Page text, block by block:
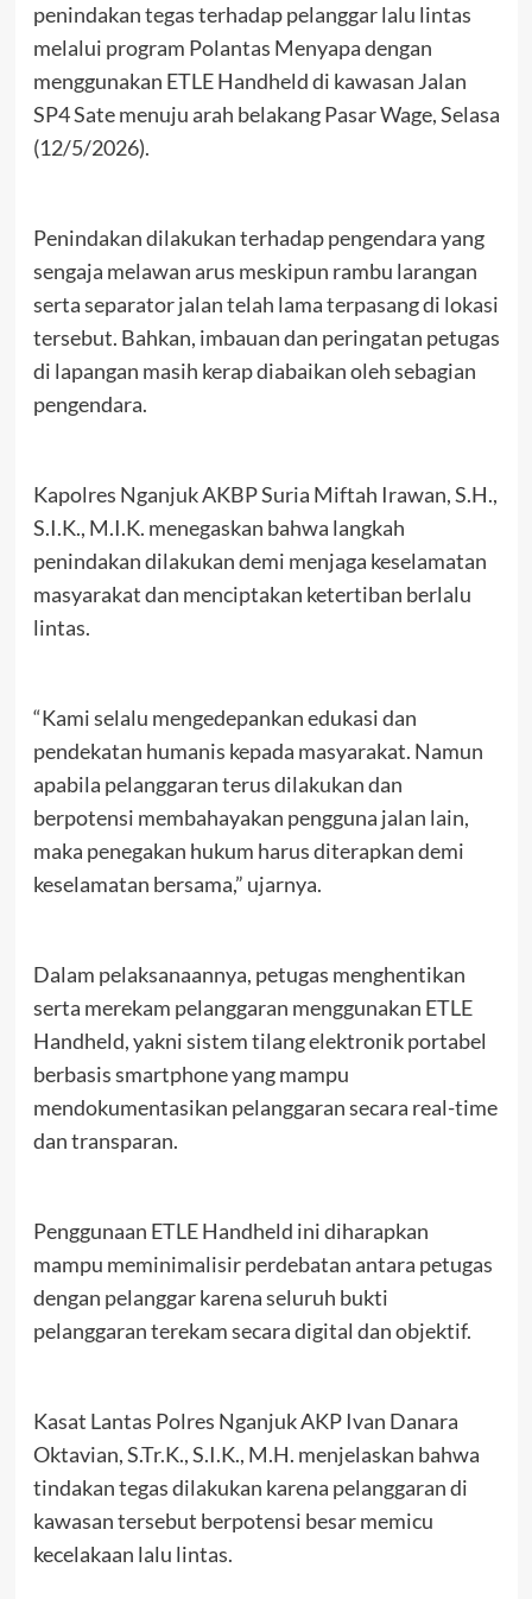
penindakan tegas terhadap pelanggar lalu lintas
melalui program Polantas Menyapa dengan
menggunakan ETLE Handheld di kawasan Jalan
SP4 Sate menuju arah belakang Pasar Wage, Selasa
(12/5/2026).
Penindakan dilakukan terhadap pengendara yang
sengaja melawan arus meskipun rambu larangan
serta separator jalan telah lama terpasang di lokasi
tersebut. Bahkan, imbauan dan peringatan petugas
di lapangan masih kerap diabaikan oleh sebagian
pengendara.
Kapolres Nganjuk AKBP Suria Miftah Irawan, S.H.,
S.I.K., M.I.K. menegaskan bahwa langkah
penindakan dilakukan demi menjaga keselamatan
masyarakat dan menciptakan ketertiban berlalu
lintas.
“Kami selalu mengedepankan edukasi dan
pendekatan humanis kepada masyarakat. Namun
apabila pelanggaran terus dilakukan dan
berpotensi membahayakan pengguna jalan lain,
maka penegakan hukum harus diterapkan demi
keselamatan bersama,” ujarnya.
Dalam pelaksanaannya, petugas menghentikan
serta merekam pelanggaran menggunakan ETLE
Handheld, yakni sistem tilang elektronik portabel
berbasis smartphone yang mampu
mendokumentasikan pelanggaran secara real-time
dan transparan.
Penggunaan ETLE Handheld ini diharapkan
mampu meminimalisir perdebatan antara petugas
dengan pelanggar karena seluruh bukti
pelanggaran terekam secara digital dan objektif.
Kasat Lantas Polres Nganjuk AKP Ivan Danara
Oktavian, S.Tr.K., S.I.K., M.H. menjelaskan bahwa
tindakan tegas dilakukan karena pelanggaran di
kawasan tersebut berpotensi besar memicu
kecelakaan lalu lintas.